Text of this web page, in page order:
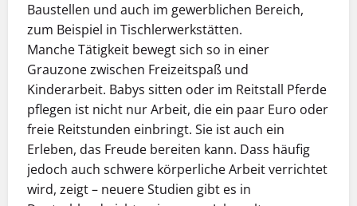
Baustellen und auch im gewerblichen Bereich,
zum Beispiel in Tischlerwerkstätten.
Manche Tätigkeit bewegt sich so in einer
Grauzone zwischen Freizeitspaß und
Kinderarbeit. Babys sitten oder im Reitstall Pferde
pflegen ist nicht nur Arbeit, die ein paar Euro oder
freie Reitstunden einbringt. Sie ist auch ein
Erleben, das Freude bereiten kann. Dass häufig
jedoch auch schwere körperliche Arbeit verrichtet
wird, zeigt – neuere Studien gibt es in